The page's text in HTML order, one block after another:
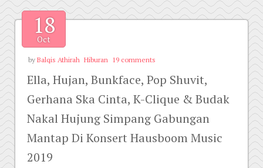
18
Oct
by Balqis Athirah Hiburan 19 comments
Ella, Hujan, Bunkface, Pop Shuvit,
Gerhana Ska Cinta, K-Clique & Budak
Nakal Hujung Simpang Gabungan
Mantap Di Konsert Hausboom Music
2019